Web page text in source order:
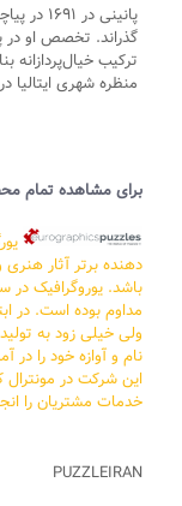
پانینی
ترکیب خیال‌پردازانه
منظره شهری
برای مشاهده تمام
دهنده برتر آثار
مداوم بوده است. در
ولی خیلی زود به
نام و آوازه خود را
این شرکت در مونترال
خدمات مشتریان را
PUZZLEIRAN